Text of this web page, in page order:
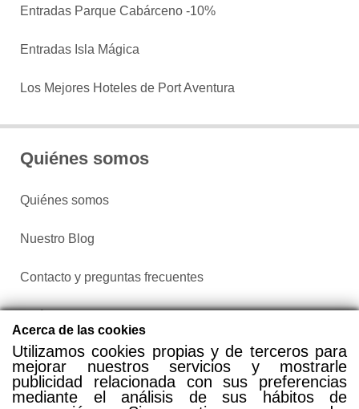
Entradas Parque Cabárceno -10%
Entradas Isla Mágica
Los Mejores Hoteles de Port Aventura
Quiénes somos
Quiénes somos
Nuestro Blog
Contacto y preguntas frecuentes
Configurar cookies
Acerca de las cookies
Utilizamos cookies propias y de terceros para
mejorar nuestros servicios y mostrarle
publicidad relacionada con sus preferencias
mediante el análisis de sus hábitos de